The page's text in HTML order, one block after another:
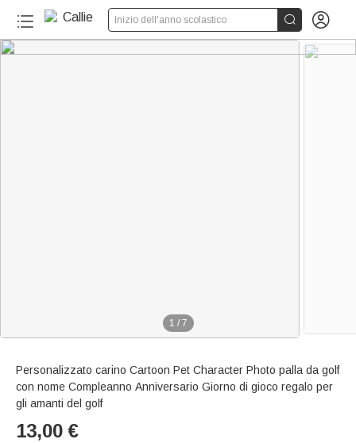
Inizio dell'anno scolastico  
1 / 7
Personalizzato carino Cartoon Pet Character Photo palla da golf
con nome Compleanno Anniversario Giorno di gioco regalo per
gli amanti del golf
13,00 €